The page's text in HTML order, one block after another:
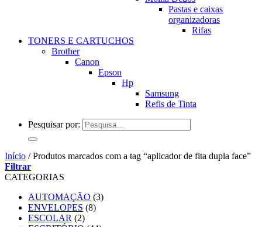
Pastas e caixas
organizadoras
Rifas
TONERS E CARTUCHOS
Brother
Canon
Epson
Hp
Samsung
Refis de Tinta
Pesquisar por:
Início /Produtos marcados com a tag “aplicador de fita dupla face”
Filtrar
CATEGORIAS
AUTOMAÇÃO (3)
ENVELOPES (8)
ESCOLAR (2)